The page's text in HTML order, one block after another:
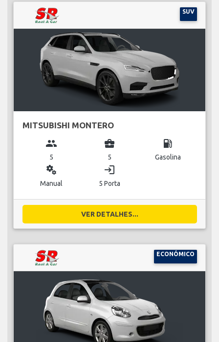
SUV
MITSUBISHI MONTERO
group
5
business_center
5
local_gas_station
Gasolina
miscellaneous_services
Manual
login
5 Porta
VER DETALHES...
ECONÓMICO